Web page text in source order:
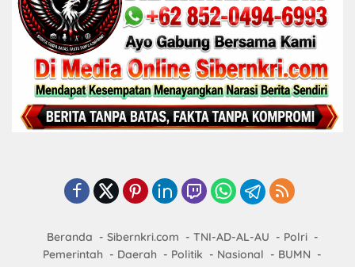
Beranda Sibernkri.com TNI-AD-AL-AU
Polri
Pemerintah
Daerah Politik Nasional
BUMN